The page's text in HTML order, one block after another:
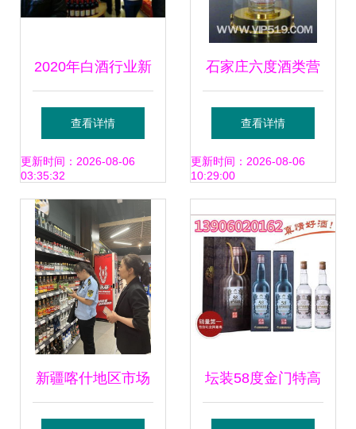
2020年白酒行业新
趋势 酒类经营的商
机与策略
查看详情
更新时间：2026-08-06
03:35:32
石家庄六度酒类营
销 打造专业酒类经
营展厅的典范
查看详情
更新时间：2026-08-06
10:29:00
新疆喀什地区市场 坛装58度金门特高